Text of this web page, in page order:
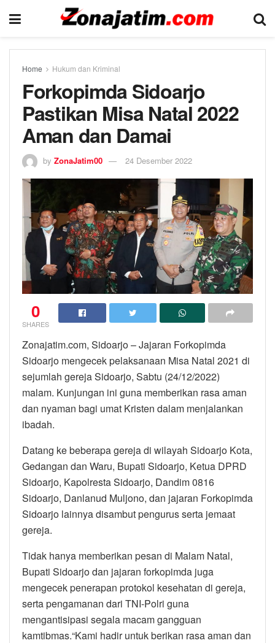
Home Hukum dan Kriminal
Forkopimda Sidoarjo
Pastikan Misa Natal 2022
Aman dan Damai
by ZonaJatim00 24 Desember 2022
0
SHARES
Zonajatim.com, Sidoarjo – Jajaran Forkopimda
Sidoarjo mengecek pelaksanaan Misa Natal 2021 di
sejumlah gereja Sidoarjo, Sabtu (24/12/2022)
malam. Kunjungan ini guna memberikan rasa aman
dan nyaman bagi umat Kristen dalam menjalankan
ibadah.
Datang ke beberapa gereja di wilayah Sidoarjo Kota,
Gedangan dan Waru, Bupati Sidoarjo, Ketua DPRD
Sidoarjo, Kapolresta Sidoarjo, Dandim 0816
Sidoarjo, Danlanud Muljono, dan jajaran Forkopimda
Sidoarjo lainnya disambut pengurus serta jemaat
gereja.
Tidak hanya memberikan pesan di Malam Natal,
Bupati Sidoarjo dan jajaran forkopimda juga
mengecek penerapan protokol kesehatan di gereja,
serta pengamanan dari TNI-Polri guna
mengantisipasi segala macam gangguan
kamtibmas.“Kami hadir untuk berikan rasa aman dan